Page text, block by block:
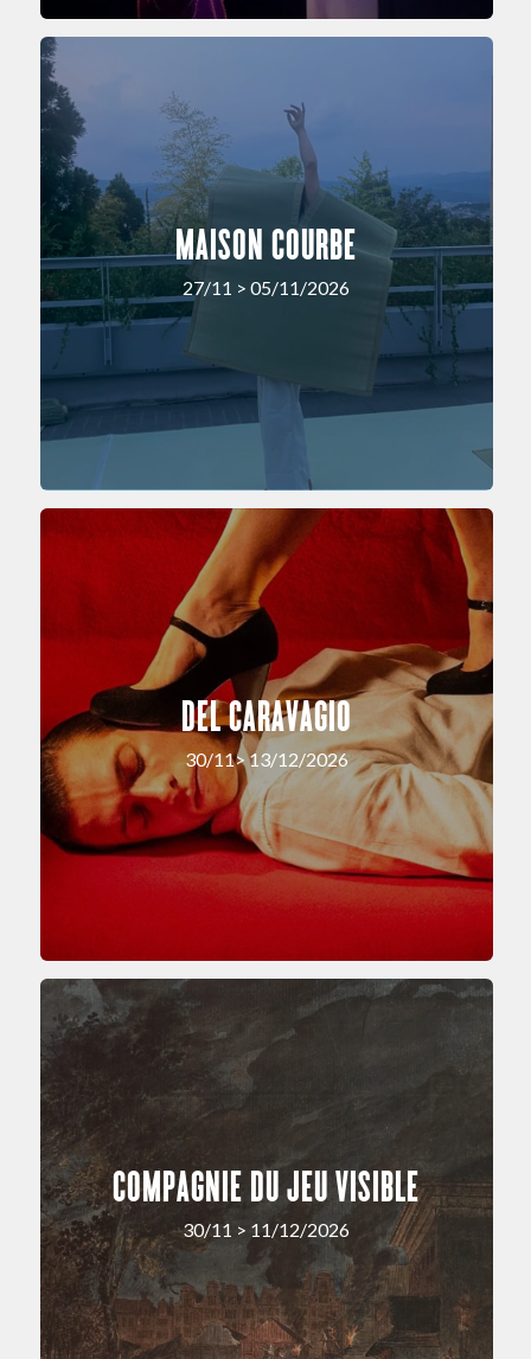
MAISON COURBE
27/11 > 05/11/2026
DEL CARAVAGIO
30/11> 13/12/2026
COMPAGNIE DU JEU VISIBLE
30/11 > 11/12/2026